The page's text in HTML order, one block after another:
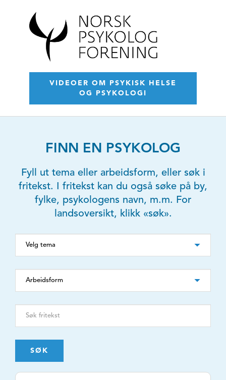
VIDEOER OM PSYKISK HELSE
OG PSYKOLOGI
FINN EN PSYKOLOG
Fyll ut tema eller arbeidsform, eller søk i
fritekst. I fritekst kan du også søke på by,
fylke, psykologens navn, m.m. For
landsoversikt, klikk «søk».
SØK